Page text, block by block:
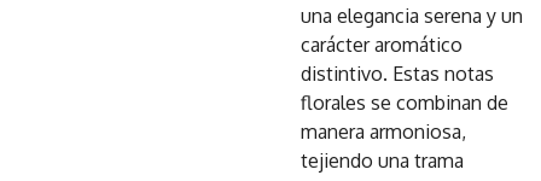
una elegancia serena y un
carácter aromático
distintivo. Estas notas
florales se combinan de
manera armoniosa,
tejiendo una trama